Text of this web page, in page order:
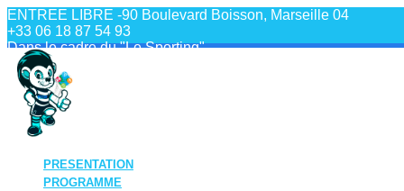
Skip
to
content
ENTREE LIBRE -90 Boulevard Boisson, Marseille 04
+33 06 18 87 54 93
Dans le cadre du "Le Sporting"
PRESENTATION
PROGRAMME